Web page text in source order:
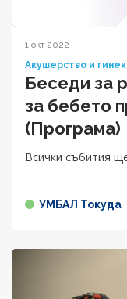
1 окт 2022
Акушерство и
Беседи за
за бебетo
(Програма)
Всички събития
УМБАЛ Токуда